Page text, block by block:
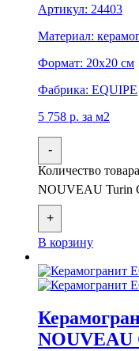
Артикул: 24403
Материал:
Формат: 20x20 см
Фабрика: EQUIPE
5 758 р. за м2
-
Количество
NOUVEAU Turin
+
В корзину
NOUVEAU